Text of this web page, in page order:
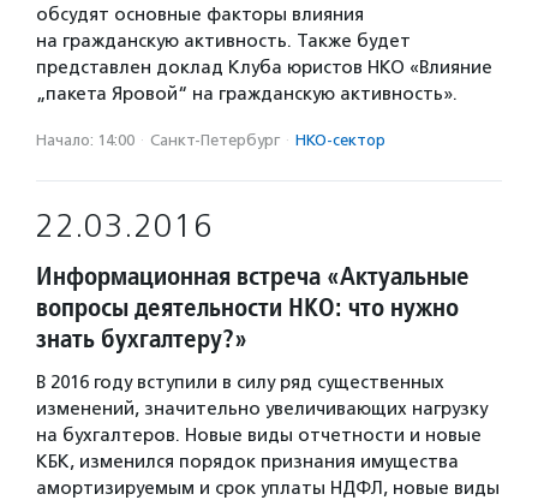
обсудят основные факторы влияния
на гражданскую активность. Также будет
представлен доклад Клуба юристов НКО «Влияние
„пакета Яровой“ на гражданскую активность».
Начало: 14:00 · Санкт-Петербург · НКО-сектор
22.03.2016
Информационная встреча «Актуальные
вопросы деятельности НКО: что нужно
знать бухгалтеру?»
В 2016 году вступили в силу ряд существенных
изменений, значительно увеличивающих нагрузку
на бухгалтеров. Новые виды отчетности и новые
КБК, изменился порядок признания имущества
амортизируемым и срок уплаты НДФЛ, новые виды